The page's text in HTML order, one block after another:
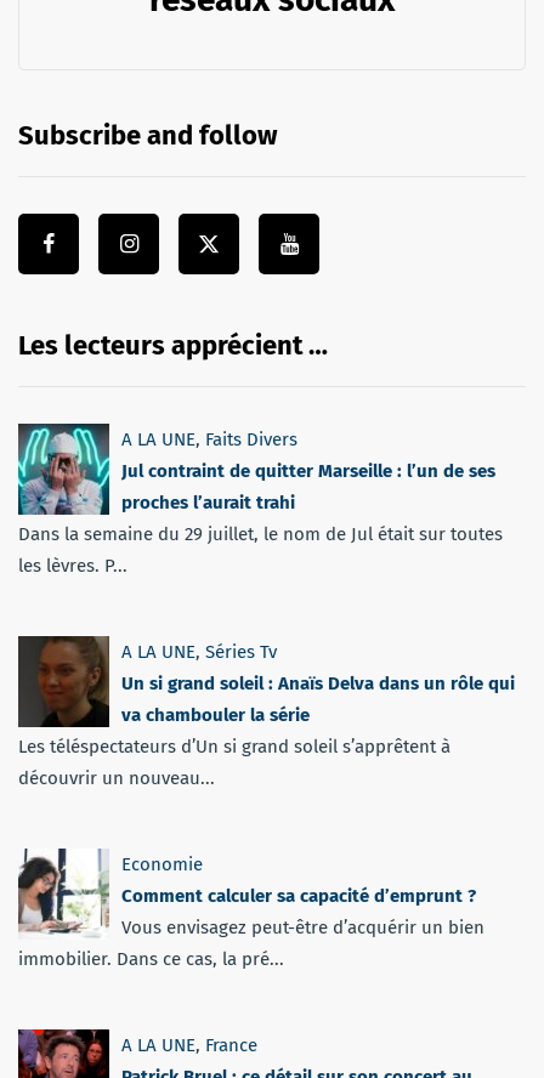
Subscribe and follow
Les lecteurs apprécient …
A LA UNE, Faits Divers
Jul contraint de quitter Marseille : l’un de ses
proches l’aurait trahi
Dans la semaine du 29 juillet, le nom de Jul était sur toutes
les lèvres. P...
A LA UNE, Séries Tv
Un si grand soleil : Anaïs Delva dans un rôle qui
va chambouler la série
Les téléspectateurs d’Un si grand soleil s’apprêtent à
découvrir un nouveau...
Economie
Comment calculer sa capacité d’emprunt ?
Vous envisagez peut-être d’acquérir un bien
immobilier. Dans ce cas, la pré...
A LA UNE, France